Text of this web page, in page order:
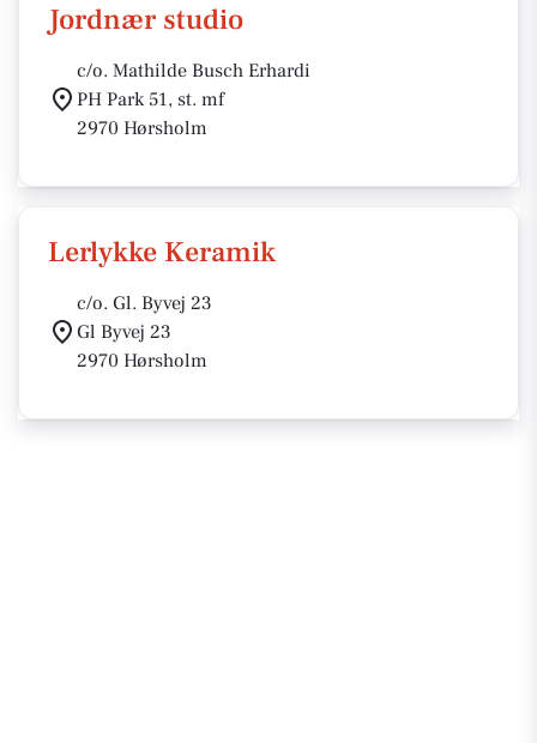
Jordnær studio
c/o. Mathilde Busch Erhardi
PH Park 51, st. mf
2970 Hørsholm
Lerlykke Keramik
c/o. Gl. Byvej 23
Gl Byvej 23
2970 Hørsholm